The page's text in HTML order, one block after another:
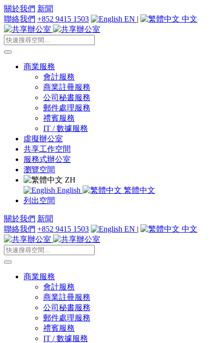
關於我們 新聞
聯絡我們 +852 9415 1503 EN | 中文
商業服務
會計服務
商業註冊服務
公司秘書服務
郵件處理服務
禮賓服務
IT / 數據服務
虛擬辦公室
共享工作空間
服務式辦公室
瀏覽空間
ZH
English
繁體中文
列出空間
關於我們 新聞
聯絡我們 +852 9415 1503 EN | 中文
商業服務
會計服務
商業註冊服務
公司秘書服務
郵件處理服務
禮賓服務
IT / 數據服務